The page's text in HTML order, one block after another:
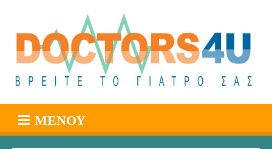
ΜΕΝΟΎ